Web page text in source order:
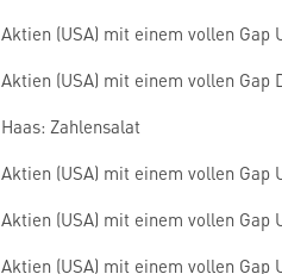
Aktien (USA) mit einem vollen
Aktien (USA) mit einem vollen Gap
Haas: Zahlensalat
Aktien (USA) mit einem vollen
Aktien (USA) mit einem vollen Gap
Aktien (USA) mit einem vollen